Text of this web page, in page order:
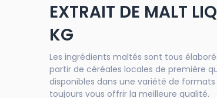
EXTRAIT DE MALT
KG
Les ingrédients maltés sont tous
partir de céréales locales de première
disponibles dans une variété de
toujours vous offrir la meilleure qualité.